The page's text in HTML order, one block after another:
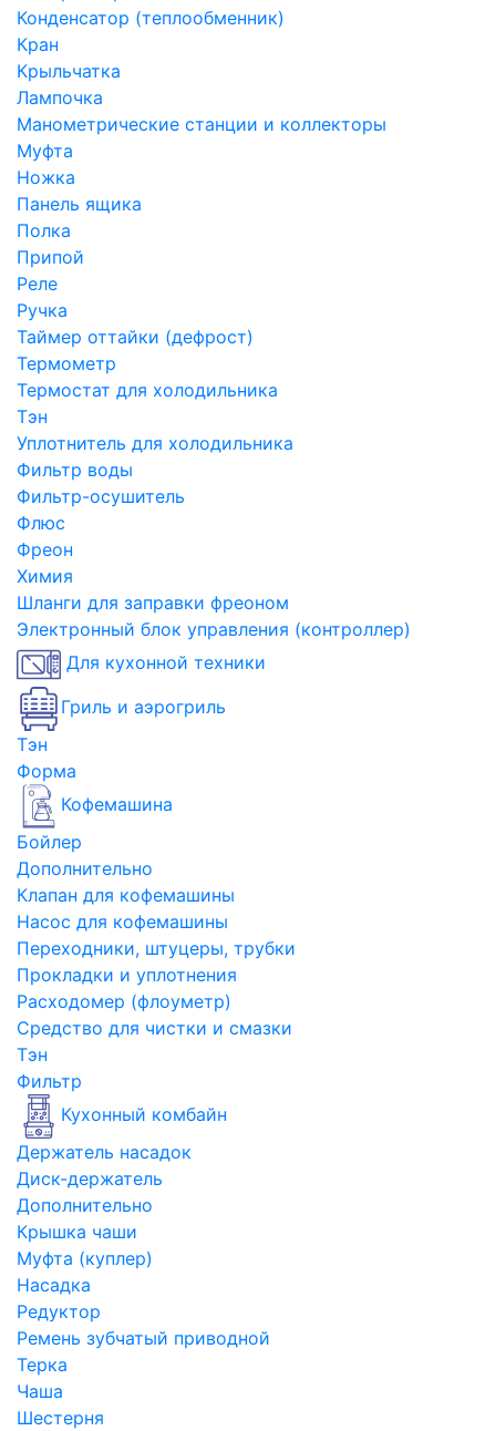
Конденсатор (теплообменник)
Кран
Крыльчатка
Лампочка
Манометрические станции и коллекторы
Муфта
Ножка
Панель ящика
Полка
Припой
Реле
Ручка
Таймер оттайки (дефрост)
Термометр
Термостат для холодильника
Тэн
Уплотнитель для холодильника
Фильтр воды
Фильтр-осушитель
Флюс
Фреон
Химия
Шланги для заправки фреоном
Электронный блок управления (контроллер)
Для кухонной техники
Гриль и аэрогриль
Тэн
Форма
Кофемашина
Бойлер
Дополнительно
Клапан для кофемашины
Насос для кофемашины
Переходники, штуцеры, трубки
Прокладки и уплотнения
Расходомер (флоуметр)
Средство для чистки и смазки
Тэн
Фильтр
Кухонный комбайн
Держатель насадок
Диск-держатель
Дополнительно
Крышка чаши
Муфта (куплер)
Насадка
Редуктор
Ремень зубчатый приводной
Терка
Чаша
Шестерня